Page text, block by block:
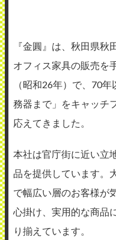
『金圓』は、秋田県秋
オフィス家具の販売を
（昭和26年）で、70
務器まで」をキャッチ
応えてきました。
本社は官庁街に近い立
品を提供しています。
で幅広い層のお客様が
心掛け、実用的な商品
り揃えています。